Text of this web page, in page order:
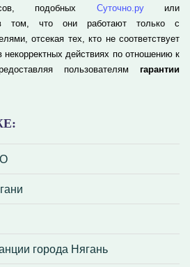
города Нягань
подобных Суточно.руили
что они работают только с
отсекая тех, кто не соответствует
действиях по отношению к
пользователям гарантии